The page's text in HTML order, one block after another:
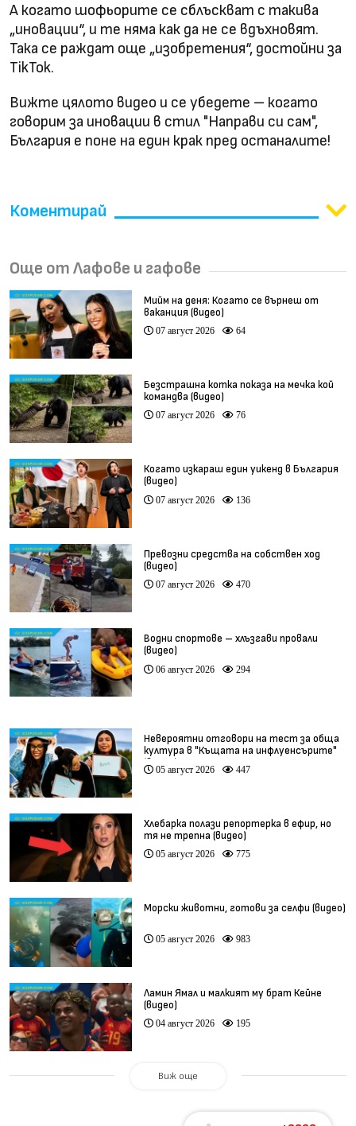
А когато шофьорите се сблъскват с такива
„иновации“, и те няма как да не се вдъхновят.
Така се раждат още „изобретения“, достойни за
TikTok.
Вижте цялото видео и се убедете – когато
говорим за иновации в стил "Направи си сам",
България е поне на един крак пред останалите!
Коментирай
Още от Лафове и гафове
Мийм на деня: Когато се върнеш от
ваканция (видео)
07 август 2026 64
Безстрашна котка показа на мечка кой
командва (видео)
07 август 2026 76
Когато изкараш един уикенд в България
(видео)
07 август 2026 136
Превозни средства на собствен ход
(видео)
07 август 2026 470
Водни спортове – хлъзгави провали
(видео)
06 август 2026 294
Невероятни отговори на тест за обща
култура в "Къщата на инфлуенсърите"
(видео)
05 август 2026 447
Хлебарка полази репортерка в ефир, но
тя не трепна (видео)
05 август 2026 775
Морски животни, готови за селфи (видео)
05 август 2026 983
Ламин Ямал и малкият му брат Кейне
(видео)
04 август 2026 195
Виж още